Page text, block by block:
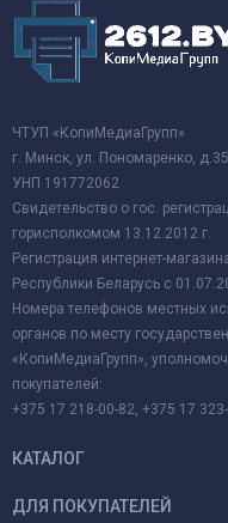
ЧТУП «КопиМедиаГрупп»
г. Минск, ул. Пономаренко,
УНП 191772062
Свидетельство о гос.
горисполкомом 13.12.2012 г.
Регистрация интернет-
Республики Беларусь с
Номера телефонов местных
органов по месту
«КопиМедиаГрупп»,
покупателей:
+375 17 218-00-82, +375 17
КАТАЛОГ
ДЛЯ ПОКУПАТЕЛЕЙ